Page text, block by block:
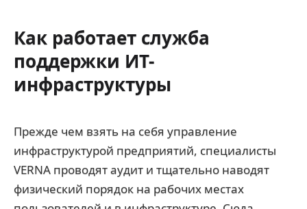
Как работает служба
поддержки ИТ-
инфраструктуры
Прежде чем взять на себя управление
инфраструктурой предприятий, специалисты
VERNA проводят аудит и тщательно наводят
физический порядок на рабочих местах